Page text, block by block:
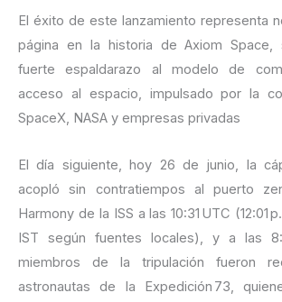
El éxito de este lanzamiento representa
página en la historia de Axiom Space,
fuerte espaldarazo al modelo de
acceso al espacio, impulsado por la
SpaceX, NASA y empresas privadas
El día siguiente, hoy 26 de junio, la
acopló sin contratiempos al puerto
Harmony de la ISS a las 10:31 UTC (12:01
IST según fuentes locales), y a las
miembros de la tripulación fueron
astronautas de la Expedición 73,